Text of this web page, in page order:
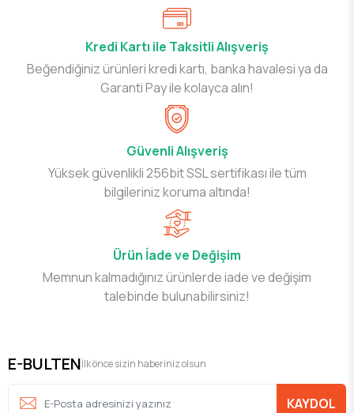
Kredi Kartı ile Taksitli Alışveriş
Beğendiğiniz ürünleri kredi kartı, banka havalesi ya da
Garanti Pay ile kolayca alın!
Güvenli Alışveriş
Yüksek güvenlikli 256bit SSL sertifikası ile tüm
bilgileriniz koruma altında!
Ürün İade ve Değişim
Memnun kalmadığınız ürünlerde iade ve değişim
talebinde bulunabilirsiniz!
E-BULTENİlk önce sizin haberiniz olsun
KAYDOL